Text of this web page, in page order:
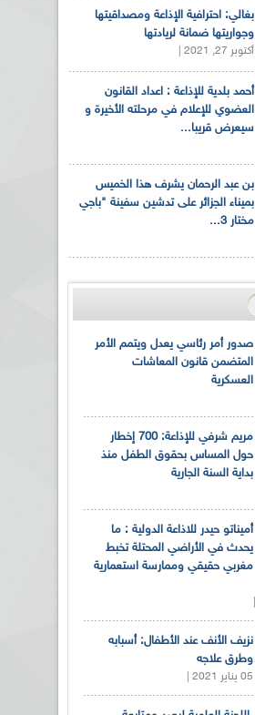
بغالي: احترافية الإذاعة ومصداقيتها
وجواريتها ضمانة لريادتها
أكتوبر 27, 2021 |
أحمد بلدية للإذاعة : اعداد القانون
العضوي للإعلام في مرحلته الأخيرة و
سيعرض قريبا...
بن عبد الرحمان يشرف هذا الخميس
بميناء الجزائر على تدشين سفينة "باجي
مختار 3...
صدور أمر رئاسي يعدل ويتمم الأمر
المتضمن قانون المعاشات
العسكرية
مريم شرفي للإذاعة: 700 إخطار
حول المساس بحقوق الطفل منذ
بداية السنة الجارية
أميناتو حيدر للاذاعة الدولية : ما
يحدث في الأراضي المحتلة تخبط
مغربي حقيقي وممارسة استعمارية
نزيف الأنف عند الأطفال: أسبابه
وطرق علاجه
05 يناير 2021 |